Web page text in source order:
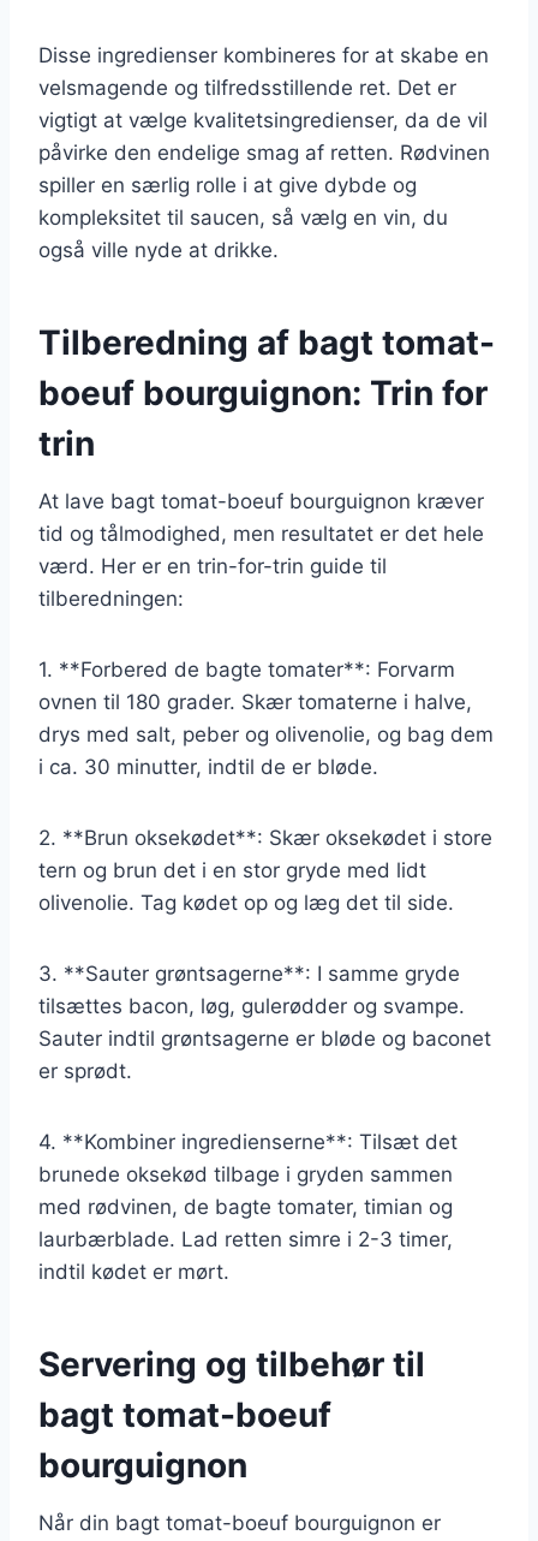
Disse ingredienser kombineres for at skabe en
velsmagende og tilfredsstillende ret. Det er
vigtigt at vælge kvalitetsingredienser, da de vil
påvirke den endelige smag af retten. Rødvinen
spiller en særlig rolle i at give dybde og
kompleksitet til saucen, så vælg en vin, du
også ville nyde at drikke.
Tilberedning af bagt tomat-
boeuf bourguignon: Trin for
trin
At lave bagt tomat-boeuf bourguignon kræver
tid og tålmodighed, men resultatet er det hele
værd. Her er en trin-for-trin guide til
tilberedningen:
1. **Forbered de bagte tomater**: Forvarm
ovnen til 180 grader. Skær tomaterne i halve,
drys med salt, peber og olivenolie, og bag dem
i ca. 30 minutter, indtil de er bløde.
2. **Brun oksekødet**: Skær oksekødet i store
tern og brun det i en stor gryde med lidt
olivenolie. Tag kødet op og læg det til side.
3. **Sauter grøntsagerne**: I samme gryde
tilsættes bacon, løg, gulerødder og svampe.
Sauter indtil grøntsagerne er bløde og baconet
er sprødt.
4. **Kombiner ingredienserne**: Tilsæt det
brunede oksekød tilbage i gryden sammen
med rødvinen, de bagte tomater, timian og
laurbærblade. Lad retten simre i 2-3 timer,
indtil kødet er mørt.
Servering og tilbehør til
bagt tomat-boeuf
bourguignon
Når din bagt tomat-boeuf bourguignon er